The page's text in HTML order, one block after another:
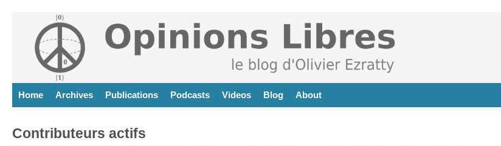
Home Archives Publications Podcasts Videos Blog About
Contributeurs actifs